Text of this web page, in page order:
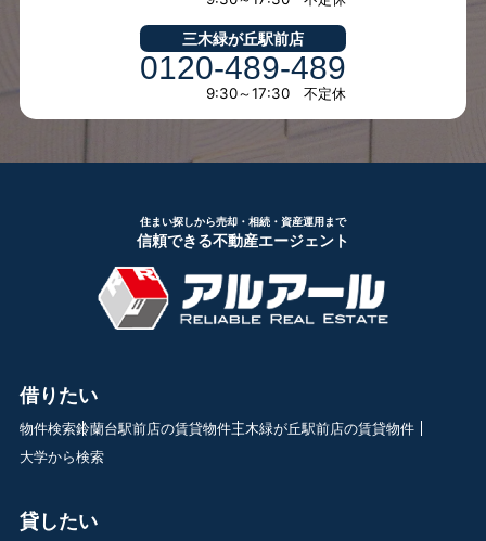
三木緑が丘駅前店
0120-489-489
9:30～17:30 不定休
住まい探しから売却・相続・資産運用まで
信頼できる不動産エージェント
借りたい
物件検索鈴蘭台駅前店の賃貸物件三木緑が丘駅前店の賃貸物件
大学から検索
貸したい